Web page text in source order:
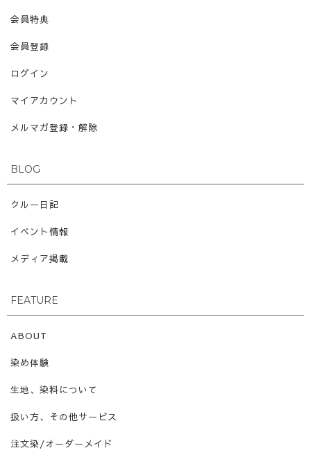
会員特典
会員登録
ログイン
マイアカウント
メルマガ登録・解除
BLOG
クルー日記
イベント情報
メディア掲載
FEATURE
ABOUT
染め体験
生地、染料について
扱い方、その他サービス
注文染/オーダーメイド